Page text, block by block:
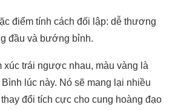
điểm tính cách đối lập: dễ thương
đầu và bướng bỉnh.
trái ngược nhau, màu vàng là
lúc này. Nó sẽ mang lại nhiều
đổi tích cực cho cung hoàng đạo